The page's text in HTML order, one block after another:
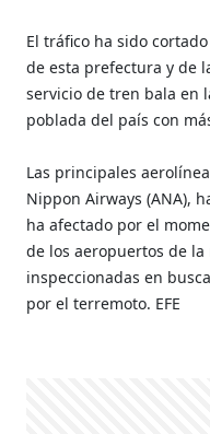
El tráfico ha sido
de esta prefectura y de
servicio de tren bala en
poblada del país con
Las principales
Nippon Airways (ANA),
ha afectado por el
de los aeropuertos de
inspeccionadas en
por el terremoto. EFE